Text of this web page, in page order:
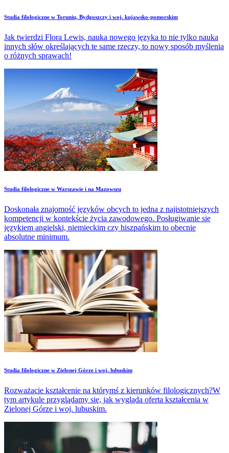
Studia filologiczne w Toruniu, Bydgoszczy i woj. kujawsko-pomorskim
Jak twierdzi Flora Lewis, nauka nowego języka to nie tylko nauka
innych słów określających te same rzeczy, to nowy sposób myślenia
o różnych sprawach!
Studia filologiczne w Warszawie i na Mazowszu
Doskonała znajomość języków obcych to jedna z najistotniejszych
kompetencji w kontekście życia zawodowego. Posługiwanie się
językiem angielski, niemieckim czy hiszpańskim to obecnie
absolutne minimum.
Studia filologiczne w Zielonej Górze i woj. lubuskim
Rozważacie kształcenie na którymś z kierunków filologicznych?W
tym artykule przyglądamy się, jak wygląda oferta kształcenia w
Zielonej Górze i woj. lubuskim.